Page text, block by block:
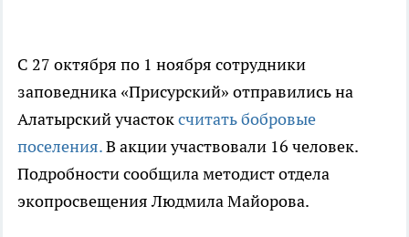
С 27 октября по 1 ноября сотрудники
заповедника «Присурский» отправились на
Алатырский участоксчитать бобровые
поселения.В акции участвовали 16 человек.
Подробности сообщила методист отдела
экопросвещения Людмила Майорова.